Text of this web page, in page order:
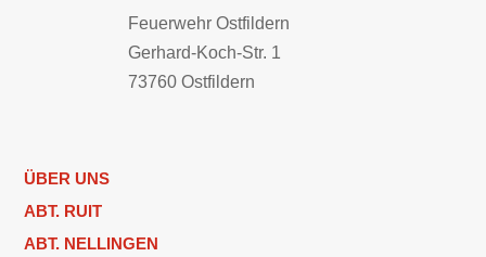
Feuerwehr Ostfildern
Gerhard-Koch-Str. 1
73760 Ostfildern
ÜBER UNS
ABT. RUIT
ABT. NELLINGEN